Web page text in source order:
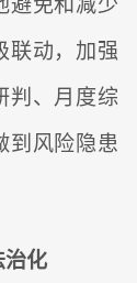
避免和减少
联动，加强
判、月度综
到风险隐患
治化